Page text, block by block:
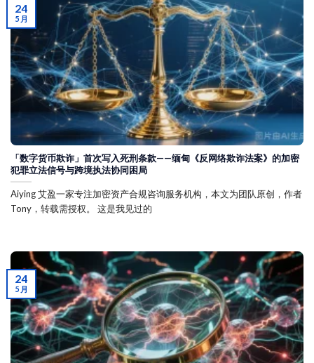
「数字货币欺诈」首次写入死刑条款——缅甸《反网络欺诈法案》的加密
犯罪立法信号与跨境执法协同困局
Aiying 艾盈一家专注加密资产合规咨询服务机构，本文为团队原创，作者
Tony，转载需授权。 这是我见过的
24
5 月
24
5 月